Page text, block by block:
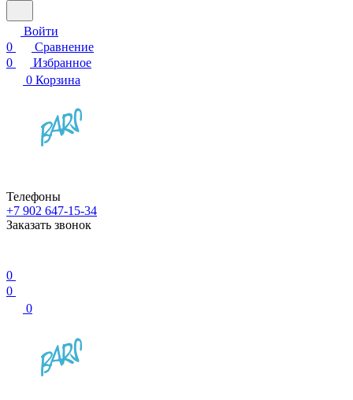
Войти
0
Сравнение
0
Избранное
0 Корзина
Телефоны
+7 902 647-15-34
Заказать звонок
0
0
0